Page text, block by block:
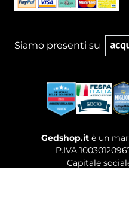
Siamo presenti su
Gedshop.it è un
P.IVA
Capitale